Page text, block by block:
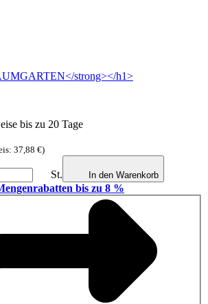
bis zu 20 Tage
37,88 €)
St. In den Warenkorb
bis zu 8 %